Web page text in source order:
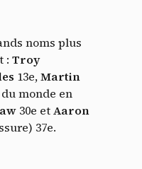
noms plus
: Troy
13e,Martin
monde en
30e etAaron
37e.